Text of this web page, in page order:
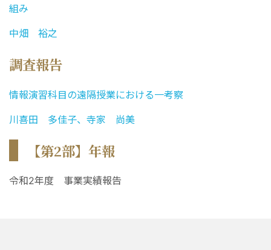
組み
中畑 裕之
調査報告
情報演習科目の遠隔授業における一考察
川喜田 多佳子、寺家 尚美
【第2部】年報
令和2年度 事業実績報告